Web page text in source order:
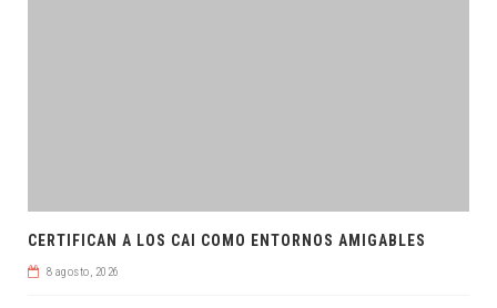
CERTIFICAN A LOS CAI COMO ENTORNOS AMIGABLES
8 agosto, 2026